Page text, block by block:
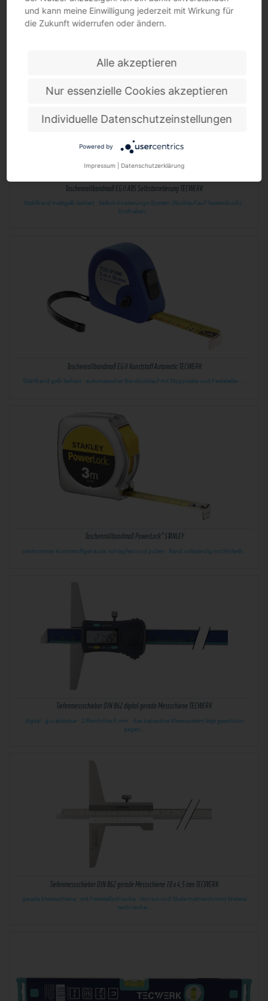
Taschenmessschieber DIN 862 TECWERK
Skala und Nonius mattverchromt · für Innen-, Außen- und Tiefenmessung · Art.-Nr. 2000
Taschenrollbandmaß EG II ABS Selbstarretierung TECWERK
Stahlband mattgelb lackiert · Selbst-Arretierungs-System (Rücklauf auf Tastendruck) ·
Endhaken…
Taschenrollbandmaß EG II Kunststoff Automatic TECWERK
Stahlband gelb lackiert · automatischer Bandrücklauf mit Stopptaste und Feststeller ·…
Taschenrollbandmaß PowerLock® STANLEY
verchromtes Kunststoffgehäuse, schlagfest und poliert · Band vollständig mit Mylar®…
Tiefenmessschieber DIN 862 digital gerade Messschiene TECWERK
digital · gut ablesbar · Ziffernhöhe 8 mm · das kapazitive Messsystem liegt geschützt
gegen…
Tiefenmessschieber DIN 862 gerade Messschiene 10 x 4,5 mm TECWERK
gerade Messschiene · mit Feststellschraube · Nonius und Skala mattverchromt Weitere
technische…
und kann meine Einwilligung jederzeit mit Wirkung für
die Zukunft widerrufen oder ändern.
Alle akzeptieren
Nur essenzielle Cookies akzeptieren
Individuelle Datenschutzeinstellungen
Powered by
Impressum Datenschutzerklärung